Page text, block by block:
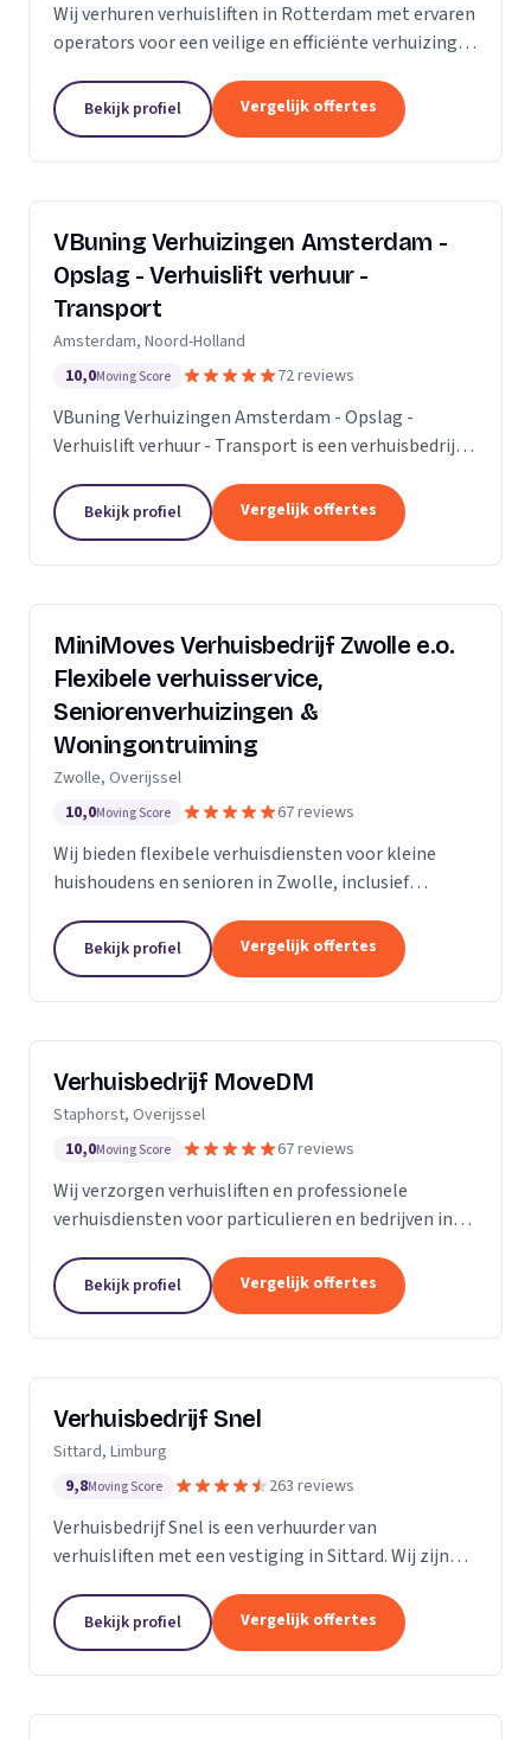
Wij verhuren verhuisliften in Rotterdam met ervaren
operators voor een veilige en efficiënte verhuizing,
Bekijk profiel Vergelijk offertes
VBuning Verhuizingen Amsterdam -
Opslag - Verhuislift verhuur -
Transport
Amsterdam, Noord-Holland
10,0Moving Score 72 reviews
VBuning Verhuizingen Amsterdam - Opslag -
Verhuislift verhuur - Transport is een verhuisbedrijf
Bekijk profiel Vergelijk offertes
MiniMoves Verhuisbedrijf Zwolle e.o.
Flexibele verhuisservice,
Seniorenverhuizingen &
Woningontruiming
Zwolle, Overijssel
10,0Moving Score 67 reviews
Wij bieden flexibele verhuisdiensten voor kleine
huishoudens en senioren in Zwolle, inclusief
zorginstellingen.
Bekijk profiel Vergelijk offertes
Verhuisbedrijf MoveDM
Staphorst, Overijssel
10,0Moving Score 67 reviews
Wij verzorgen verhuisliften en professionele
verhuisdiensten voor particulieren en bedrijven in
Bekijk profiel Vergelijk offertes
Verhuisbedrijf Snel
Sittard, Limburg
9,8Moving Score 263 reviews
Verhuisbedrijf Snel is een verhuurder van
verhuisliften met een vestiging in Sittard. Wij zijn
Bekijk profiel Vergelijk offertes